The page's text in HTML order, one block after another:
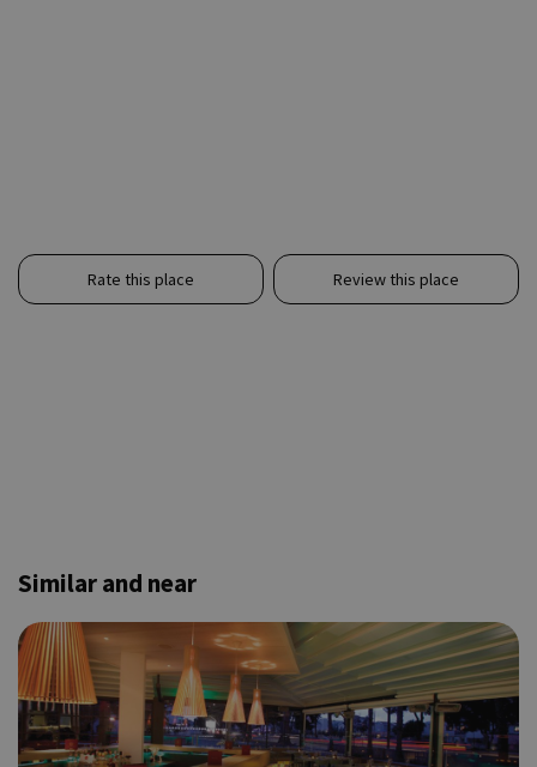
Rate this place Review this place
Similar and near